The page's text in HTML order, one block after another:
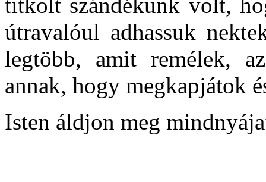
titkolt szándékunk volt,
útravalóul adhassuk
legtöbb, amit remélek,
annak, hogy megkapjátok
Isten áldjon meg